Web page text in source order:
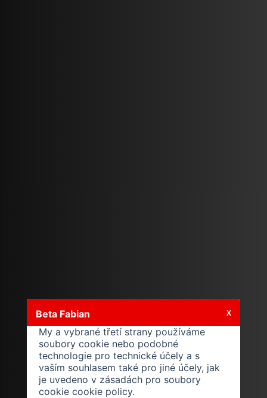
Beta Fabian
My a vybrané třetí strany používáme
soubory cookie nebo podobné
technologie pro technické účely a s
vaším souhlasem také pro jiné účely, jak
je uvedeno v zásadách pro soubory
cookie cookie policy.
X